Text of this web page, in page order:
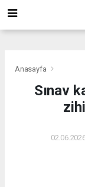
Anasayfa
Sınav